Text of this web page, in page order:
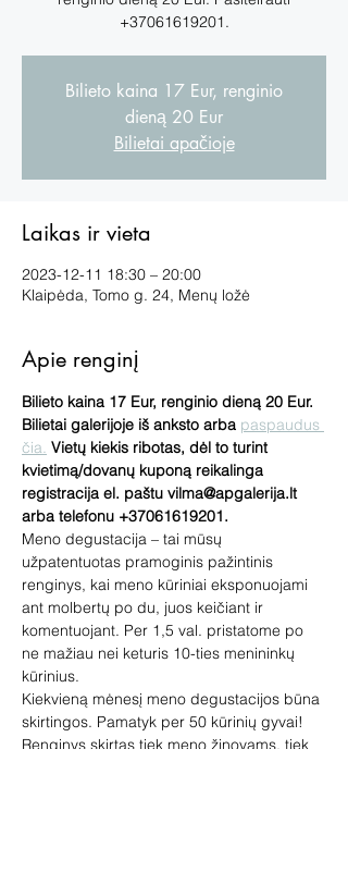
+37061619201.
Bilieto kaina 17 Eur, renginio
dieną 20 Eur
Bilietai apačioje
Laikas ir vieta
2023-12-11 18:30 – 20:00
Klaipėda, Tomo g. 24, Menų ložė
Apie renginį
Bilieto kaina 17 Eur, renginio dieną 20 Eur.
Bilietai galerijoje iš anksto arba paspaudus
čia. Vietų kiekis ribotas, dėl to turint
kvietimą/dovanų kuponą reikalinga
registracija el. paštu vilma@apgalerija.lt
arba telefonu +37061619201.
Meno degustacija – tai mūsų
užpatentuotas pramoginis pažintinis
renginys, kai meno kūriniai eksponuojami
ant molbertų po du, juos keičiant ir
komentuojant. Per 1,5 val. pristatome po
ne mažiau nei keturis 10-ties menininkų
kūrinius.
Kiekvieną mėnesį meno degustacijos būna
skirtingos. Pamatyk per 50 kūrinių gyvai!
Renginys skirtas tiek meno žinovams, tiek